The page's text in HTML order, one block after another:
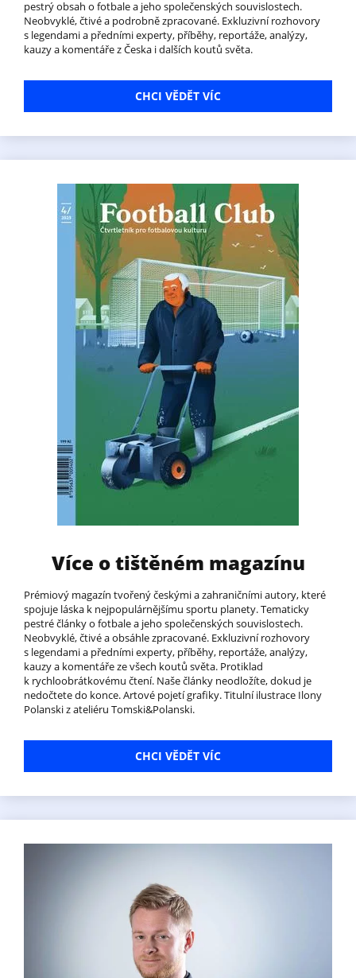
pestrý obsah o fotbale a jeho společenských souvislostech.
Neobvyklé, čtivé a podrobně zpracované. Exkluzivní rozhovory
s legendami a předními experty, příběhy, reportáže, analýzy,
kauzy a komentáře z Česka i dalších koutů světa.
CHCI VĚDĚT VÍC
Více o tištěném magazínu
Prémiový magazín tvořený českými a zahraničními autory, které
spojuje láska k nejpopulárnějšímu sportu planety. Tematicky
pestré články o fotbale a jeho společenských souvislostech.
Neobvyklé, čtivé a obsáhle zpracované. Exkluzivní rozhovory
s legendami a předními experty, příběhy, reportáže, analýzy,
kauzy a komentáře ze všech koutů světa. Protiklad
k rychloobrátkovému čtení. Naše články neodložíte, dokud je
nedočtete do konce. Artové pojetí grafiky. Titulní ilustrace Ilony
Polanski z ateliéru Tomski&Polanski.
CHCI VĚDĚT VÍC